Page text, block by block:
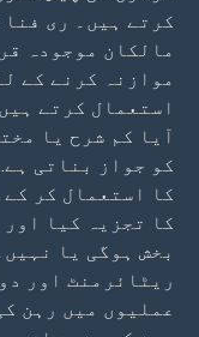
کرتے ہیں۔ ری
مالکان موجودہ
موازنہ کرنے کے
استعمال کرتے
آیا کم شرح یا
کو جواز بناتی
کا استعمال کر
کا تجزیہ کیا
بخش ہوگی یا
ریٹائرمنٹ اور
عملیوں میں رہن